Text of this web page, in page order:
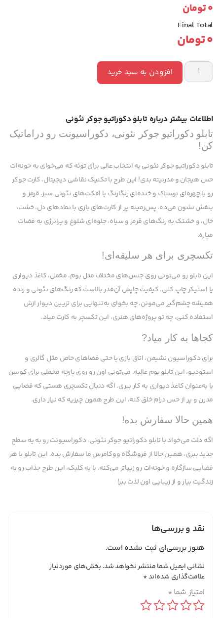
0تومان
Final Total
0تومان
افزودن به سبد خرید
اطلاعات بیشتر درباره تابلو دکوراتیو جوکر نئونی
تابلو دکوراتیو جوکر نئونی، دکوراسیونت رو دراماتیک
کن!
تابلو دکوراتیو جوکر نئونی یه انتخاب عالی برای توئه که می‌خوای به خونه‌ات
حس هیجان و مدرنیته بدی! این طرح با تکنیک نقاشی دیجیتال، کارت جوکر
رو با چهره‌ای ترسناک و خنده‌ای رنگارنگ با افکت‌های نئونی سبز، قرمز و
بنفش نشون می‌ده. پس‌زمینه پر از کارت‌های بازی با نمادهای دل، خشت،
خال، و خشتک به رنگ‌های قرمز و سیاه، جلوه‌ای شلوغ و پرانرژی به فضات
میاره.
تکسچری برای هر سلیقه‌ای!
این تابلو رو می‌تونی روی جنس‌های مختلف مثل بوم، مخمل، کاغذ دیواری
یا استیکر چاپ کنی. کیفیت چاپش آن‌قدر بالاست که رنگ‌های نئونی و زنده
همیشه چشم‌گیر می‌مونن. چه بخوای به‌تنهایی برای تزیین دیوار ازش
استفاده کنی، چه تو پروژه‌های هنری، این تکسچر به کارت میاد.
کجاها به کار میاد?
برای دکوراسیون نشیمن، اتاق بازی یا حتی فضاهای خاص مثل گالری و
استودیو، این تابلو بوم عالیه. می‌تونی اون رو روی پارچه مخملی برای کوسن
یا به‌عنوان کاغذ دیواری به کار ببری. اگه دنبال تکسچری هستی که فضایی
مدرن و پر از حس درام خلق کنه، این طرح همون چیزیه که نیاز داری.
همین حالا سفارش بده!
اگه دلت می‌خواد با تابلو دکوراتیو جوکر نئونی، دکوراسیونت رو به یه سطح
جدید ببری، همین حالا از فروشگاه ووکامرس ما سفارش بده. این تابلو با هر
فضایی سازگاره و خونه‌ات رو زیباتر می‌کنه. با یه کلیک، این طرح جذاب رو به
زندگیت بیار و از زیبایی اون لذت ببر!
نقد و بررسی‌ها
هنوز بررسی‌ای ثبت نشده است.
نشانی ایمیل شما منتشر نخواهد شد. بخش‌های موردنیاز
علامت‌گذاری شده‌اند*
امتیاز شما *